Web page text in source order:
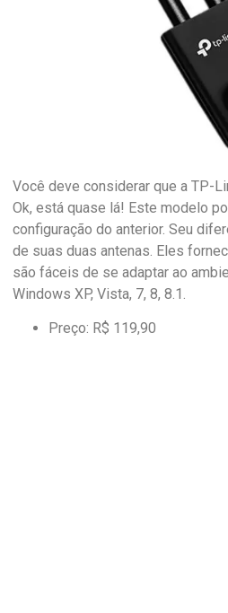
Você deve considerar que a TP-
Ok, está quase lá! Este modelo
configuração do anterior. Seu
de suas duas antenas. Eles
são fáceis de se adaptar ao
Windows XP, Vista, 7, 8, 8.1.
Preço: R$ 119,90